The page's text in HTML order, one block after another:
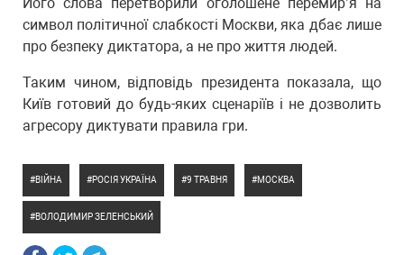
символ політичної слабкості Москви, яка дбає лише
про безпеку диктатора, а не про життя людей.
Таким чином, відповідь президента показала, що
Київ готовий до будь-яких сценаріїв і не дозволить
агресору диктувати правила гри.
ВІЙНА РОСІЯ УКРАЇНА 9 ТРАВНЯ МОСКВА
ВОЛОДИМИР ЗЕЛЕНСЬКИЙ